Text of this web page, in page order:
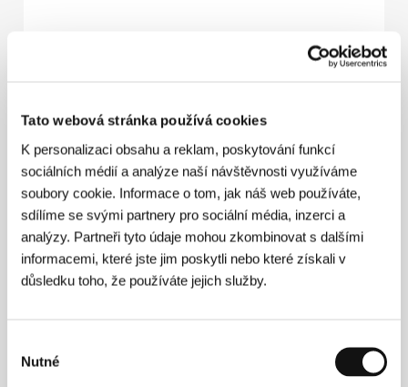
Tato webová stránka používá cookies
K personalizaci obsahu a reklam, poskytování funkcí
sociálních médií a analýze naší návštěvnosti využíváme
soubory cookie. Informace o tom, jak náš web používáte,
sdílíme se svými partnery pro sociální média, inzerci a
analýzy. Partneři tyto údaje mohou zkombinovat s dalšími
informacemi, které jste jim poskytli nebo které získali v
důsledku toho, že používáte jejich služby.
souhlasu
Nutné
Režie: Karim Kassem / Libanon, Katar, Saúdská Arábie,
Středa 8. 7. / 17:00 Velký sál 616
Čtvrtek 9. 7. / 10:00
Pátek 10. 7. / 16:00 Lázně III 8L3
Sobota 11. 7. / 10:30 Kongresový sál
Pramen